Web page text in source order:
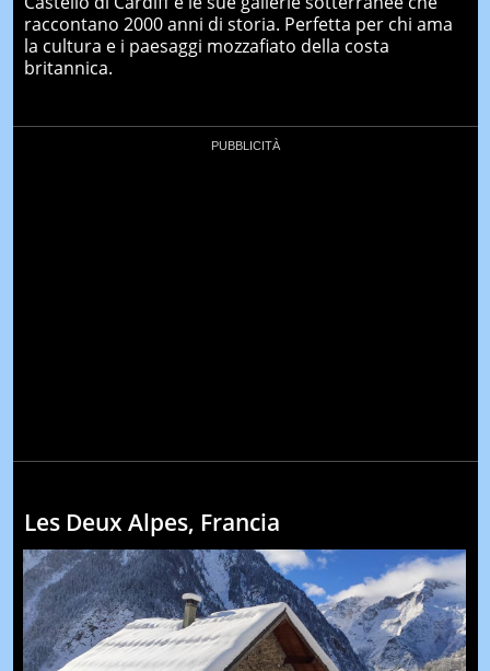
raccontano 2000 anni di storia. Perfetta per chi ama
la cultura e i paesaggi mozzafiato della costa
britannica.
Les Deux Alpes, Francia